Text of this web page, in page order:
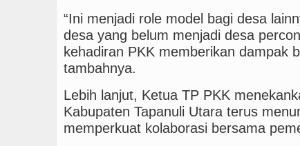
“Ini menjadi role model bagi desa
desa yang belum menjadi desa
kehadiran PKK memberikan dampak
tambahnya.
Lebih lanjut, Ketua TP PKK
Kabupaten Tapanuli Utara terus
memperkuat kolaborasi bersama